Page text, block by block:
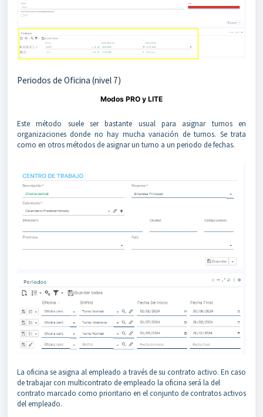
Periodos de Oficina (nivel 7)
Modos PRO y LITE
Este método suele ser bastante usual para asignar turnos en
organizaciones donde no hay mucha variación de turnos. Se trata
como en otros métodos de asignar un turno a un periodo de fechas.
La oficina se asigna al empleado a través de su contrato activo. En caso
de trabajar con multicontrato de empleado la oficina será la del
contrato marcado como prioritario en el conjunto de contratos activos
del empleado.